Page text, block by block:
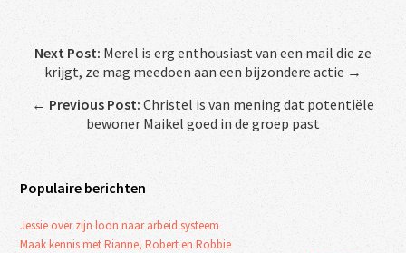
Next Post: Merel is erg enthousiast van een mail die ze
krijgt, ze mag meedoen aan een bijzondere actie →
← Previous Post: Christel is van mening dat potentiële
bewoner Maikel goed in de groep past
Populaire berichten
Jessie over zijn loon naar arbeid systeem
Maak kennis met Rianne, Robert en Robbie